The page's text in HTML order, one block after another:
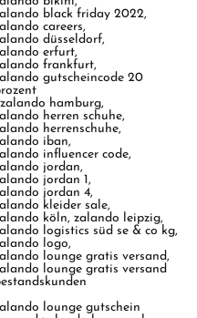
black friday 2022,
careers,
düsseldorf,
erfurt,
frankfurt,
gutscheincode 20
zalando hamburg,
herren schuhe,
herrenschuhe,
iban,
influencer code,
jordan,
jordan 1,
jordan 4,
kleider sale,
köln, zalando leipzig,
logistics süd se & co kg,
logo,
lounge gratis versand,
lounge gratis versand
lounge gutschein